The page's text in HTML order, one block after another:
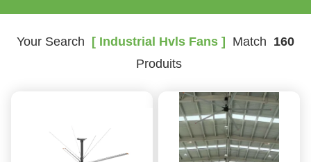
Your Search [ Industrial Hvls Fans ] Match 160
Produits